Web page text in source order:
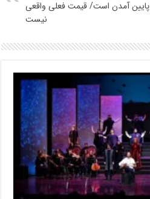
پایین آمدن است/ قیمت فعلی واقعی
نیست